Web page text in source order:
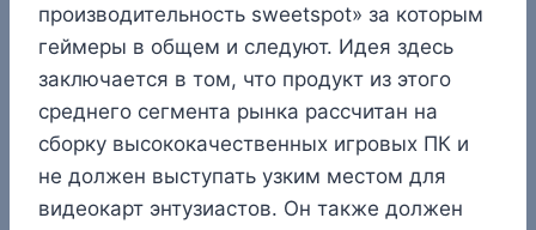
производительность sweetspot» за которым
геймеры в общем и следуют. Идея здесь
заключается в том, что продукт из этого
среднего сегмента рынка рассчитан на
сборку высококачественных игровых ПК и
не должен выступать узким местом для
видеокарт энтузиастов. Он также должен